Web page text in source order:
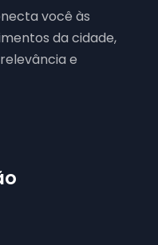
você às
da cidade,
e